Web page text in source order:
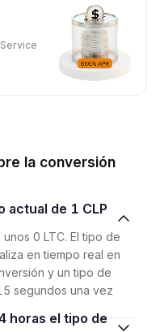
la conversión
0 LTC. El tipo de
en tiempo real en
y un tipo de
segundos una vez